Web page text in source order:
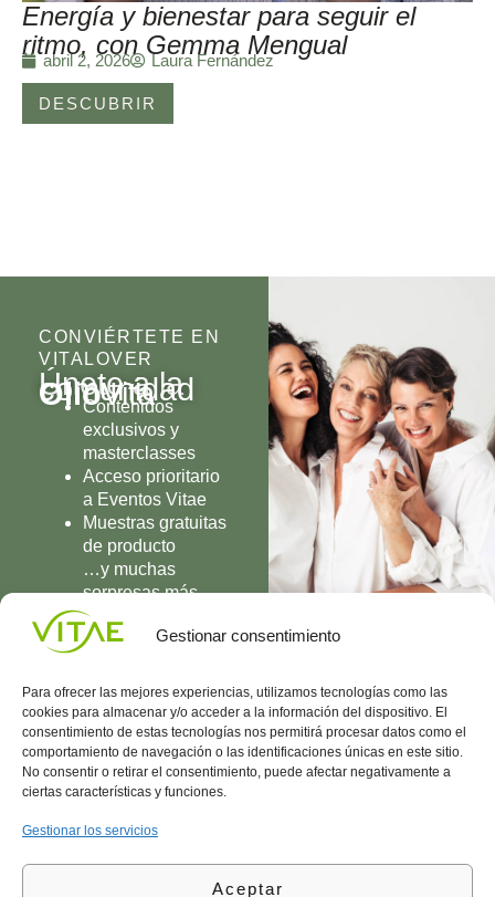
Gestionar consentimiento
Para ofrecer las mejores experiencias, utilizamos tecnologías como las
cookies para almacenar y/o acceder a la información del dispositivo. El
consentimiento de estas tecnologías nos permitirá procesar datos como el
comportamiento de navegación o las identificaciones únicas en este sitio.
No consentir o retirar el consentimiento, puede afectar negativamente a
ciertas características y funciones.
Gestionar los servicios
Aceptar
Energía y bienestar para seguir el
ritmo, con Gemma Mengual
abril 2, 2026 Laura Fernández
DESCUBRIR
CONVIÉRTETE EN
VITALOVER
Únete a la
comunidad
OlioVita
Contenidos
exclusivos y
masterclasses
Acceso prioritario
a Eventos Vitae
Muestras gratuitas
de producto
…y muchas
sorpresas más
UNIRME
Conocenos
Vitae
internaciona
l
Área
Política
de
(+34)
935